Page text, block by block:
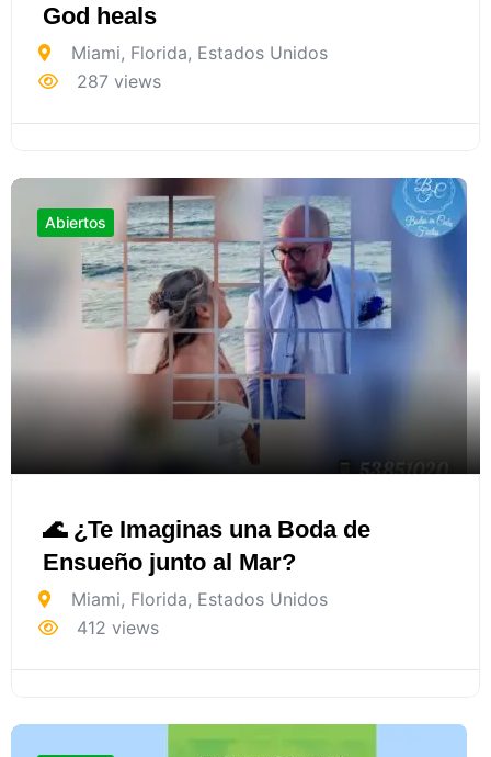
God heals
Miami, Florida, Estados Unidos
287 views
Abiertos
🌊 ¿Te Imaginas una Boda de
Ensueño junto al Mar?
Miami, Florida, Estados Unidos
412 views